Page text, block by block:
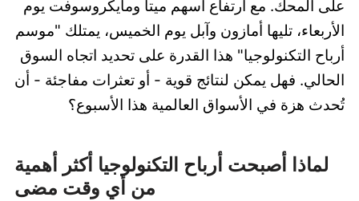
على المحك. مع ارتفاع أسهم ميتا ومايكروسوفت يوم
الأربعاء، تليها أمازون وآبل يوم الخميس، يمتلك "موسم
أرباح التكنولوجيا" هذا القدرة على تحديد اتجاه السوق
الحالي. فهل يمكن لنتائج قوية - أو تعثرات مفاجئة - أن
تُحدث هزة في الأسواق العالمية هذا الأسبوع؟
لماذا أصبحت أرباح التكنولوجيا أكثر أهمية
من أي وقت مضى